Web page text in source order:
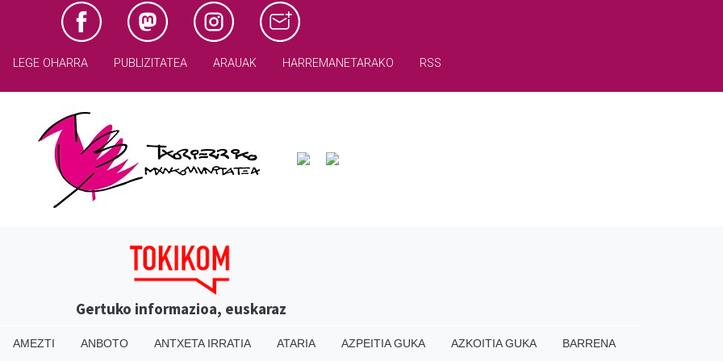
LEGE OHARRA PUBLIZITATEA ARAUAK HARREMANETARAKO RSS
Gertuko informazioa, euskaraz
AMEZTI ANBOTO ANTXETA IRRATIA ATARIA AZPEITIA GUKA AZKOITIA GUKA
BARRENA